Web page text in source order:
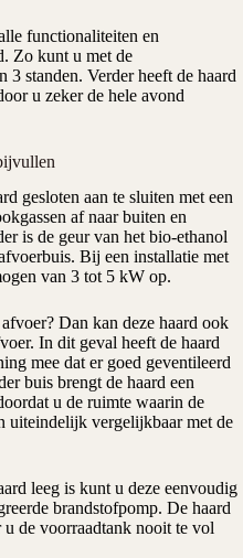
functionaliteiten en
Zo kunt u met de
3 standen. Verder heeft de haard
u zeker de hele avond
gesloten aan te sluiten met een
af naar buiten en
is de geur van het bio-ethanol
Bij een installatie met
van 3 tot 5 kW op.
Dan kan deze haard ook
In dit geval heeft de haard
mee dat er goed geventileerd
buis brengt de haard een
u de ruimte waarin de
uiteindelijk vergelijkbaar met de
leeg is kunt u deze eenvoudig
brandstofpomp. De haard
de voorraadtank nooit te vol